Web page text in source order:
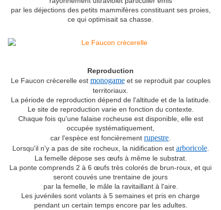
par les déjections des petits mammifères constituant ses proies,
ce qui optimisait sa chasse.
Reproduction
Le Faucon crécerelle est monogameet se reproduit par couples
territoriaux.
La période de reproduction dépend de l'altitude et de la latitude.
Le site de reproduction varie en fonction du contexte.
Chaque fois qu'une falaise rocheuse est disponible, elle est
occupée systématiquement,
car l'espèce est foncièrement rupestre
Lorsqu'il n'y a pas de site rocheux, la nidification est arboricole.
La femelle dépose ses œufs à même le substrat.
La ponte comprends 2 à 6 œufs très colorés de brun-roux, et qui
seront couvés une trentaine de jours
par la femelle, le mâle la ravitaillant à l'aire.
Les juvéniles sont volants à 5 semaines et pris en charge
pendant un certain temps encore par les adultes.